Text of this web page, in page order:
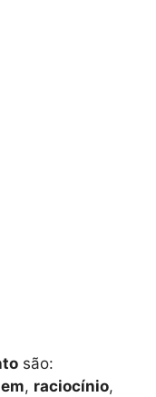
são:
, raciocínio,